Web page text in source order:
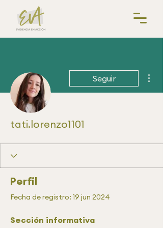
Seguir
tati.lorenzo1101
Perfil
Fecha de registro: 19 jun 2024
Sección informativa